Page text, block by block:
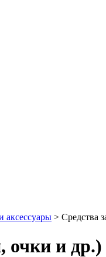
аксессуары > Средства
очки и др.)